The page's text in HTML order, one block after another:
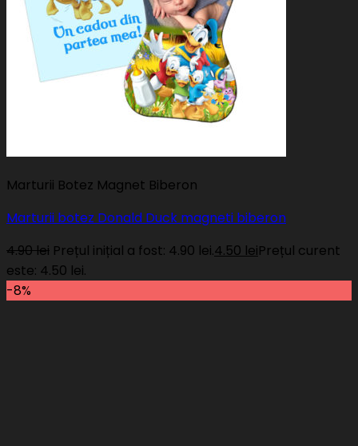
Marturii Botez Magnet Biberon
Marturii botez Donald Duck magneti biberon
4.90lei Prețul inițial a fost: 4.90 lei.4.50 leiPrețul curent
este: 4.50 lei.
-8%